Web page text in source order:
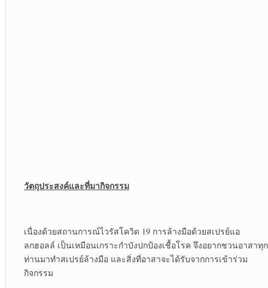
วัตถุประสงค์และที่มากิจกรรม
เนื่องด้วยสถานการณ์ไวรัสโควิด 19 การล้างมือด้วยสเปรย์แอ
ลกฮอลล์ เป็นเหมือนเกราะกำบังปกป้องเชื้อโรค จึงอยากชวนอาสาทุก
ท่านมาทำสเปรย์ล้างมือ และสิ่งที่อาสาจะได้รับจากการเข้าร่วม
กิจกรรม